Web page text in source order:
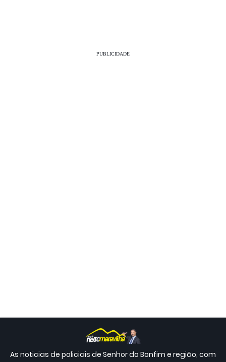
PUBLICIDADE
As noticias de policiais de Senhor do Bonfim e região, com